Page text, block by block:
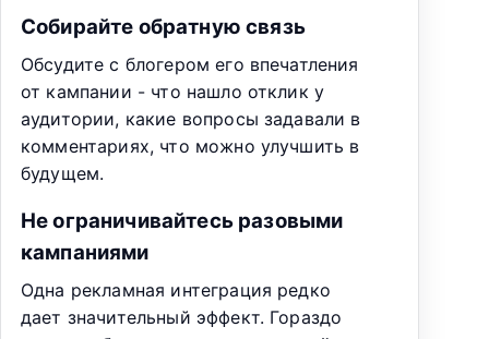
Собирайте обратную связь
Обсудите с блогером его впечатления
от кампании - что нашло отклик у
аудитории, какие вопросы задавали в
комментариях, что можно улучшить в
будущем.
Не ограничивайтесь разовыми
кампаниями
Одна рекламная интеграция редко
дает значительный эффект. Гораздо